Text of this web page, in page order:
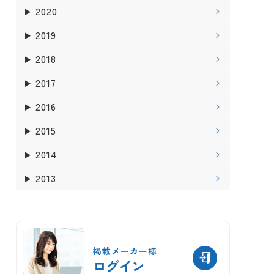
2020
2019
2018
2017
2016
2015
2014
2013
掲載メーカー様
ログイン